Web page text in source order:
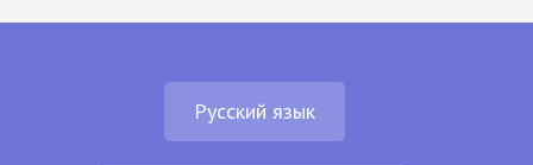
Русский язык